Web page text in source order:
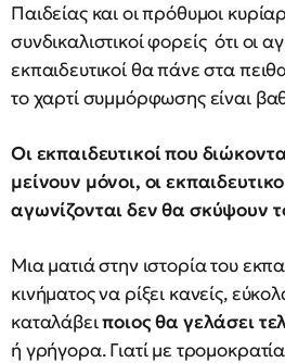
Παιδείας και οι πρόθυμοι
συνδικαλιστικοί φορείς ότι οι
εκπαιδευτικοί θα πάνε στα
το χαρτί συμμόρφωσης είναι
Οι εκπαιδευτικοί που
μείνουν μόνοι, οι
αγωνίζονται δεν θα σκύψουν
Μια ματιά στην ιστορία του
κινήματος να ρίξει κανείς,
καταλάβειποιος θα γελάσει
ή γρήγορα. Γιατί με